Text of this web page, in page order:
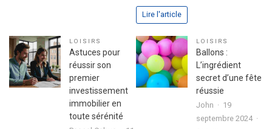
exprimer
passion
lettre
de
motivation
avec
chicken
Lire l'article
LOISIRS
Astuces pour
réussir son
premier
investissement
immobilier en
toute sérénité
LOISIRS
Ballons :
L’ingrédient
secret d’une fête
réussie
John
19
septembre 2024